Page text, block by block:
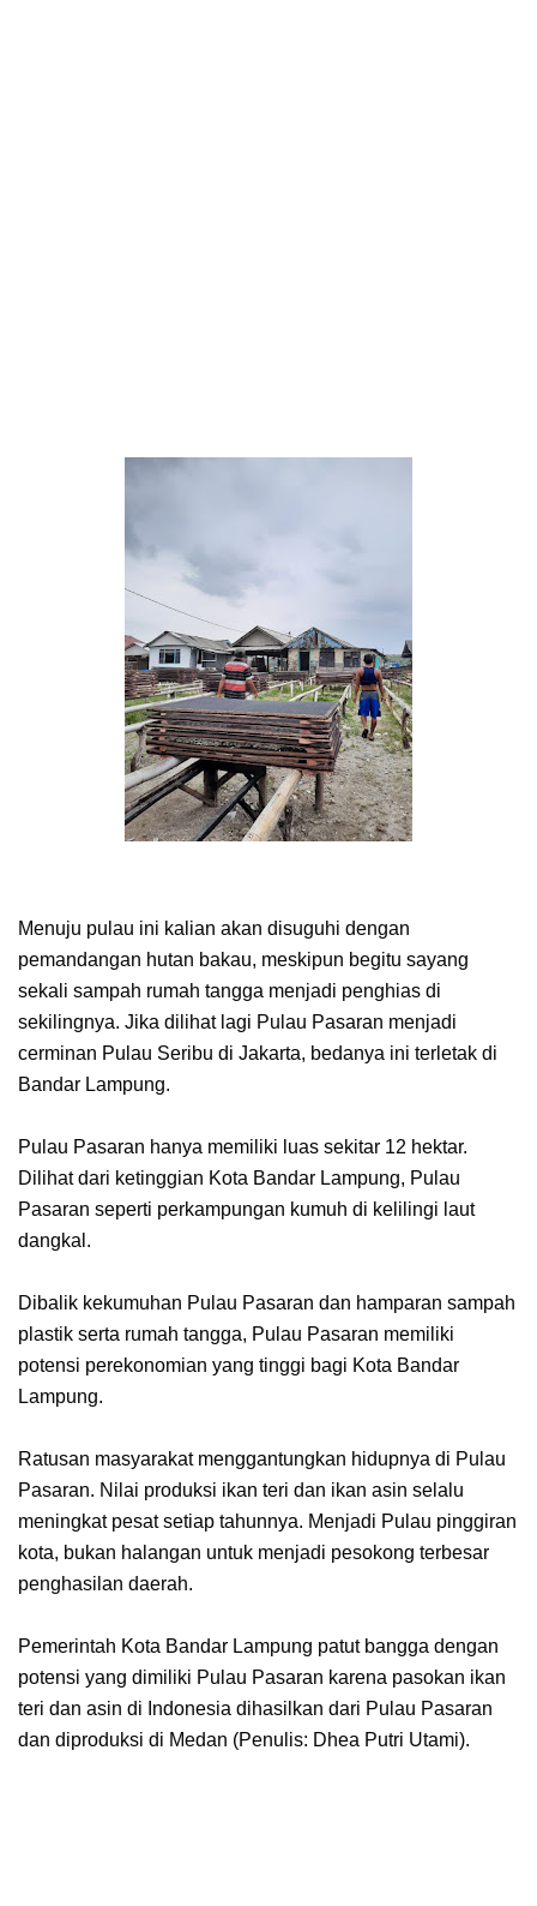
Menuju pulau ini kalian akan disuguhi dengan
pemandangan hutan bakau, meskipun begitu sayang
sekali sampah rumah tangga menjadi penghias di
sekilingnya. Jika dilihat lagi Pulau Pasaran menjadi
cerminan Pulau Seribu di Jakarta, bedanya ini terletak di
Bandar Lampung.
Pulau Pasaran hanya memiliki luas sekitar 12 hektar.
Dilihat dari ketinggian Kota Bandar Lampung, Pulau
Pasaran seperti perkampungan kumuh di kelilingi laut
dangkal.
Dibalik kekumuhan Pulau Pasaran dan hamparan sampah
plastik serta rumah tangga, Pulau Pasaran memiliki
potensi perekonomian yang tinggi bagi Kota Bandar
Lampung.
Ratusan masyarakat menggantungkan hidupnya di Pulau
Pasaran. Nilai produksi ikan teri dan ikan asin selalu
meningkat pesat setiap tahunnya. Menjadi Pulau pinggiran
kota, bukan halangan untuk menjadi pesokong terbesar
penghasilan daerah.
Pemerintah Kota Bandar Lampung patut bangga dengan
potensi yang dimiliki Pulau Pasaran karena pasokan ikan
teri dan asin di Indonesia dihasilkan dari Pulau Pasaran
dan diproduksi di Medan (Penulis: Dhea Putri Utami).